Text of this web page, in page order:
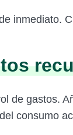
inmediato.
de gastos.
consumo